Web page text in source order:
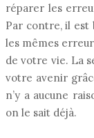
réparer les
Par contre, il est
les mêmes
de votre vie. La
votre avenir
n’y a aucune
on le sait déjà.